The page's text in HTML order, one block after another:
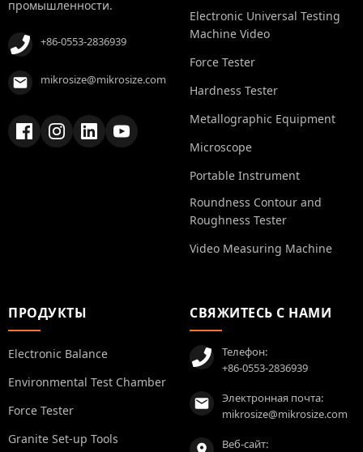
промышленности.
+86-0553-2836939
mikrosize@mikrosize.com
Electronic Universal Testing
Machine Video
Force Tester
Hardness Tester
Metallographic Equipment
Microscope
Portable Instrument
Roundness Contour and
Roughness Tester
Video Measuring Machine
ПРОДУКТЫ
Electronic Balance
Environmental Test Chamber
Force Tester
Granite Set-up Tools
СВЯЖИТЕСЬ С НАМИ
Телефон:
+86-0553-2836939
Электронная почта:
mikrosize@mikrosize.com
Веб-сайт: